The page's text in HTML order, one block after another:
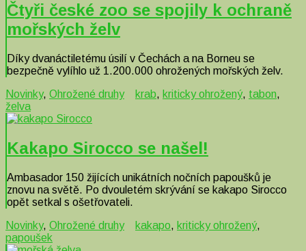
Čtyři české zoo se spojily k ochraně
mořských želv
Díky dvanáctiletému úsilí v Čechách a na Borneu se
bezpečně vylíhlo už 1.200.000 ohrožených mořských želv.
Novinky, Ohrožené druhy krab, kriticky ohrožený, tabon,
želva
Kakapo Sirocco se našel!
Ambasador 150 žijících unikátních nočních papoušků je
znovu na světě. Po dvouletém skrývání se kakapo Sirocco
opět setkal s ošetřovateli.
Novinky, Ohrožené druhy kakapo, kriticky ohrožený,
papoušek